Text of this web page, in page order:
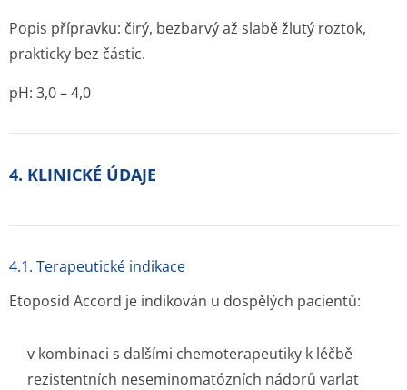
Popis přípravku: čirý, bezbarvý až slabě žlutý roztok,
prakticky bez částic.
pH: 3,0 – 4,0
4. KLINICKÉ ÚDAJE
4.1. Terapeutické indikace
Etoposid Accord je indikován u dospělých pacientů:
v kombinaci s dalšími chemoterapeutiky k léčbě
rezistentních neseminomatózních nádorů varlat